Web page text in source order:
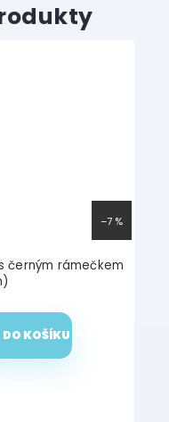
–7 %
černým rámečkem
DO KOŠÍKU